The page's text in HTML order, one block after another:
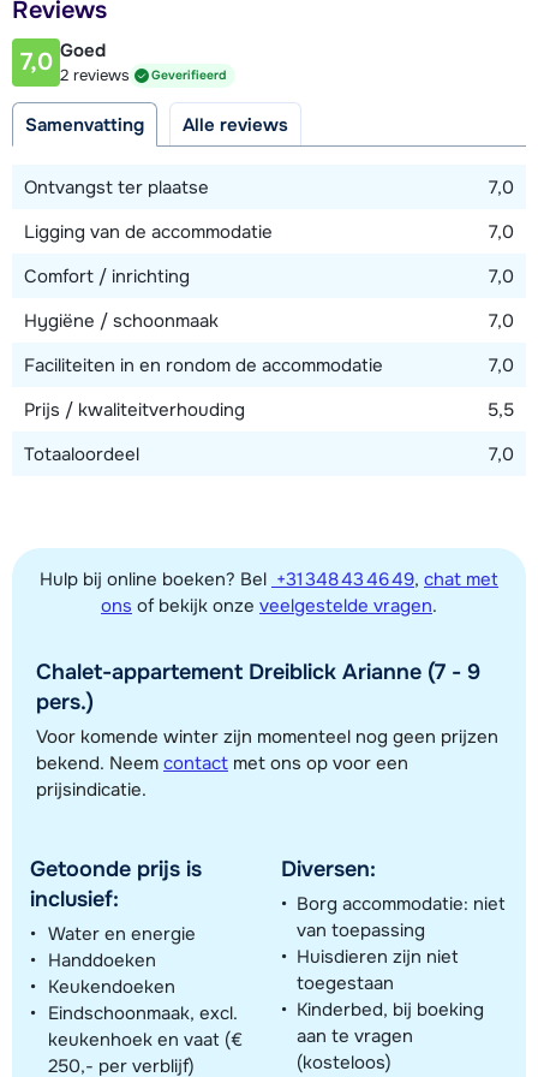
Afstand tot restaurant of bar
350 meter
50 meter
350 meter
Bekijk kaart
Toon alle accommodaties in dit gebied
Deze kaart geeft een indicatie van de ligging van onze accommodaties. De
exacte locatie kan enigszins afwijken.
Reviews
7,0 Goed
2 reviews Geverifieerd
Samenvatting Alle reviews
Ontvangst ter plaatse
7,0
Ligging van de accommodatie
7,0
Comfort / inrichting
7,0
Hygiëne / schoonmaak
7,0
Faciliteiten in en rondom de accommodatie
7,0
Prijs / kwaliteitverhouding
5,5
Totaaloordeel
7,0
Hulp bij online boeken? Bel +31 348 43 46 49, chat met
ons of bekijk onze veelgestelde vragen.
Chalet-appartement Dreiblick Arianne (7 - 9
pers.)
Voor komende winter zijn momenteel nog geen prijzen
bekend. Neem contact met ons op voor een
prijsindicatie.
Getoonde prijs is
inclusief:
Water en energie
Handdoeken
Keukendoeken
Eindschoonmaak, excl.
keukenhoek en vaat (€
250,- per verblijf)
Diversen:
Borg accommodatie: niet
van toepassing
Huisdieren zijn niet
toegestaan
Kinderbed, bij boeking
aan te vragen
(kosteloos)